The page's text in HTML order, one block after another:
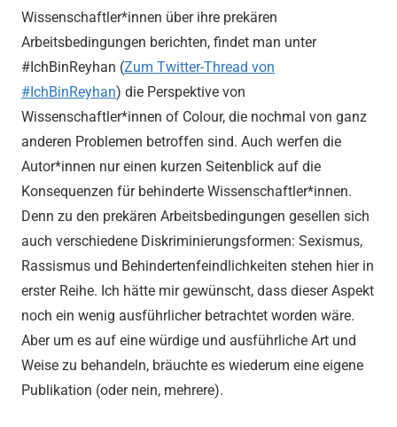
Wissenschaftler*innen über ihre prekären
Arbeitsbedingungen berichten, findet man unter
#IchBinReyhan (Zum Twitter-Thread von
#IchBinReyhan) die Perspektive von
Wissenschaftler*innen of Colour, die nochmal von ganz
anderen Problemen betroffen sind. Auch werfen die
Autor*innen nur einen kurzen Seitenblick auf die
Konsequenzen für behinderte Wissenschaftler*innen.
Denn zu den prekären Arbeitsbedingungen gesellen sich
auch verschiedene Diskriminierungsformen: Sexismus,
Rassismus und Behindertenfeindlichkeiten stehen hier in
erster Reihe. Ich hätte mir gewünscht, dass dieser Aspekt
noch ein wenig ausführlicher betrachtet worden wäre.
Aber um es auf eine würdige und ausführliche Art und
Weise zu behandeln, bräuchte es wiederum eine eigene
Publikation (oder nein, mehrere).